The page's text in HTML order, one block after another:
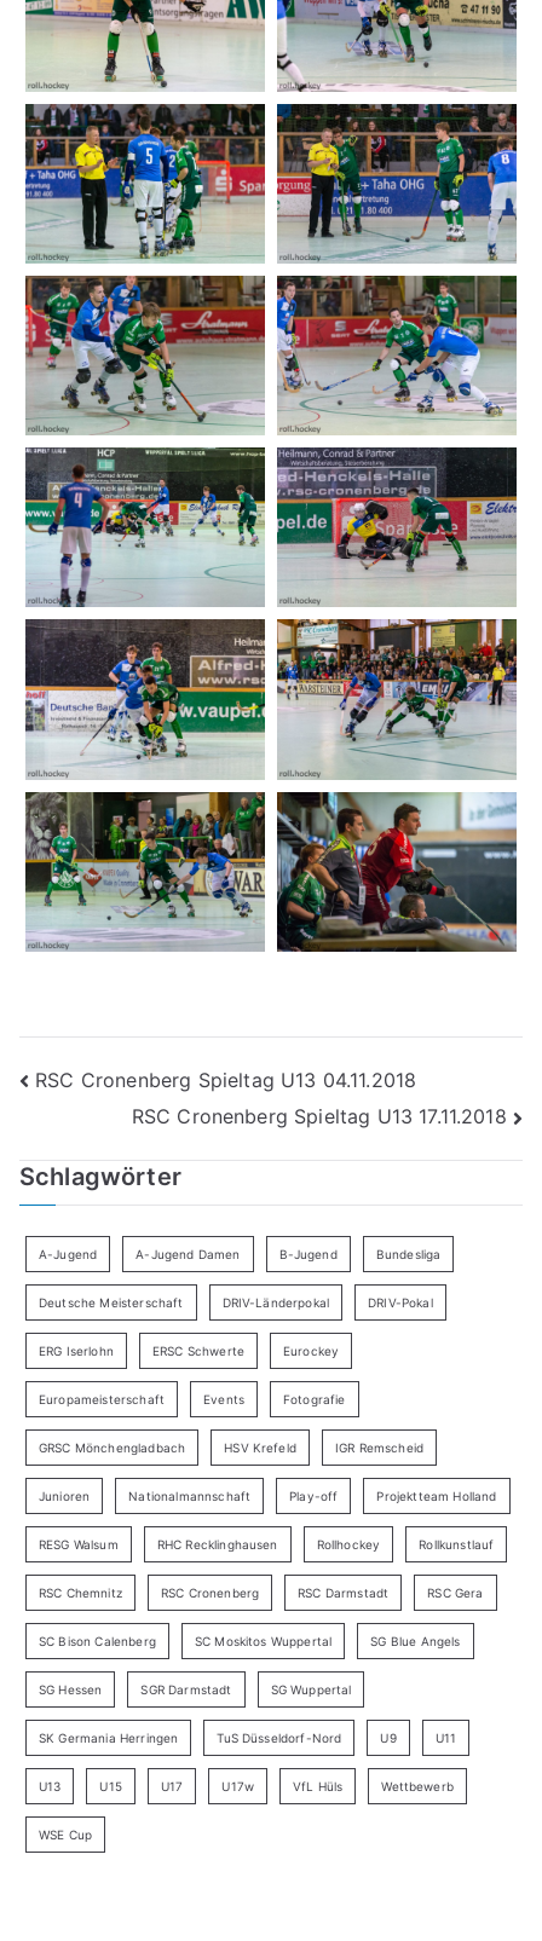
Beitragsnavigation
RSC Cronenberg Spieltag U13 04.11.2018
RSC Cronenberg Spieltag U13 17.11.2018
Schlagwörter
A-Jugend A-Jugend Damen B-Jugend Bundesliga
Deutsche Meisterschaft DRIV-Länderpokal DRIV-Pokal
ERG Iserlohn ERSC Schwerte Eurockey
Europameisterschaft Events Fotografie
GRSC Mönchengladbach HSV Krefeld IGR Remscheid
Junioren Nationalmannschaft Play-off Projektteam Holland
RESG Walsum RHC Recklinghausen Rollhockey Rollkunstlauf
RSC Chemnitz RSC Cronenberg RSC Darmstadt RSC Gera
SC Bison Calenberg SC Moskitos Wuppertal SG Blue Angels
SG Hessen SGR Darmstadt SG Wuppertal
SK Germania Herringen TuS Düsseldorf-Nord U9 U11
U13 U15 U17 U17w VfL Hüls Wettbewerb
WSE Cup